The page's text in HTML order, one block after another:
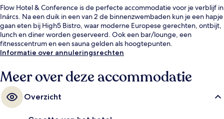
Flow Hotel & Conference is de perfecte accommodatie voor je verblijf in
Inárcs. Na een duik in een van 2 de binnenzwembaden kun je een hapje
gaan eten bij High5 Bistro, waar moderne Europese gerechten, ontbijt,
lunch en diner worden geserveerd. Ook een bar/lounge, een
fitnesscentrum en een sauna gelden als hoogtepunten.
Informatie over annuleringsrechten
Meer over deze accommodatie
Overzicht